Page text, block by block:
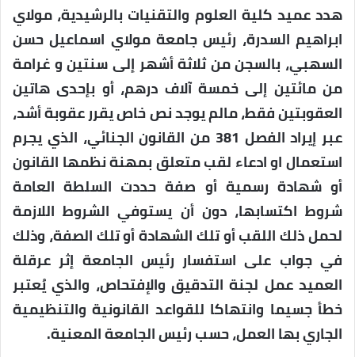
هدد عميد كلية العلوم والتقنيات بالرشيدية، مولاي
ابراهيم السدرة، رئيس جامعة مولاي اسماعيل حسن
السهبي، بالسجن من ثلاثة أشهر إلى سنتين و غرامة
من مائتين إلى خمسة آلاف درهم، أو بإحدى هاتين
العقوبتين فقط، مالم يوجد نص خاص يقرر عقوبة أشد،
عبر إيراد الفصل 381 من القانون الجنائي، الذي يجرم
استعمال او ادعاء لقب متعلق بمهنة نظمها القانون
أو شهادة رسمية أو صفة حددت السلطة العامة
شروط اكتسابها، دون أن يستوفي الشروط اللازمة
لحمل ذلك اللقب أو تلك الشهادة أو تلك الصفة، وذلك
في جواب على استفسار رئيس الجامعة إثر عرقلة
العميد عمل لجنة التدقيق والإفتحاص، والذي يُعتبر
خطأ جسيما وانتهاكا للقواعد القانونية والتنظيمية
الجاري بها العمل، حسب رئيس الجامعة المعنية.